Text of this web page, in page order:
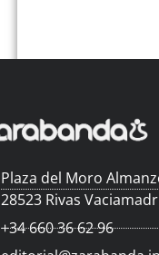
Plaza del Moro
28523 Rivas
+34 660 36 62 96